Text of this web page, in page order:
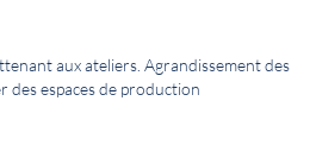
aux ateliers. Agrandissement des
espaces de production